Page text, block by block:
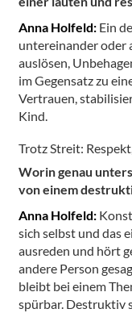
Anna Holfeld:Ein
untereinander oder
auslösen,
im Gegensatz zu
Vertrauen,
Kind.
Trotz Streit:
Worin genau
von einem
Anna Holfeld:
sich selbst und das
ausreden und hört
andere Person
bleibt bei einem
spürbar. Destruktiv